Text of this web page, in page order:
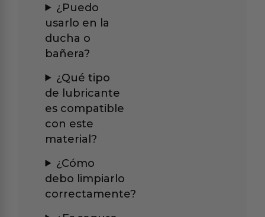
¿Puedo
usarlo en la
ducha o
bañera?
¿Qué tipo
de lubricante
es compatible
con este
material?
¿Cómo
debo limpiarlo
correctamente?